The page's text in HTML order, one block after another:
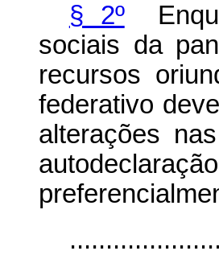
§ 2º
sociais da
recursos
federativo
alterações